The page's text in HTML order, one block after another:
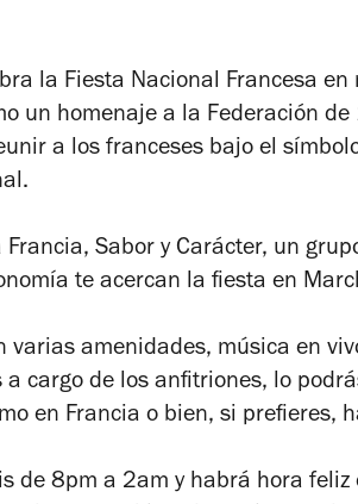
la Fiesta Nacional Francesa
un homenaje a la Federación
a los franceses bajo el
Sabor y Carácter, un
te acercan la fiesta en
varias amenidades, música en
a cargo de los anfitriones, lo
en Francia o bien, si prefieres,
de 8pm a 2am y habrá hora